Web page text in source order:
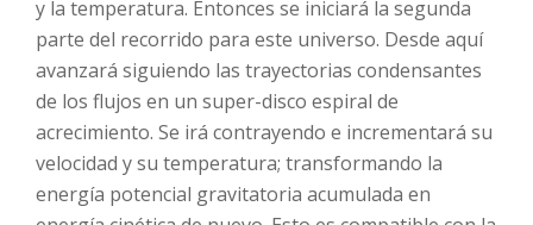
y la temperatura. Entonces se iniciará la segunda
parte del recorrido para este universo. Desde aquí
avanzará siguiendo las trayectorias condensantes
de los flujos en un super-disco espiral de
acrecimiento. Se irá contrayendo e incrementará su
velocidad y su temperatura; transformando la
energía potencial gravitatoria acumulada en